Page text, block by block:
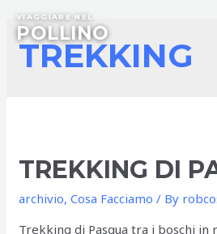
content
VIAGGIARE NEL
POLLINO
TREKKING
TREKKING DI
archivio,Cosa Facciamo / By
Trekking di Pasqua tra i boschi in